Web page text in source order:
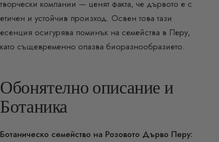
творчески компании — ценят факта, че дървото е с
етичен и устойчив произход. Освен това тази
есенция осигурява поминък на семейства в Перу,
като същевременно опазва биоразнообразието.
Обонятелно описание и
Ботаника
Ботаническо семейство на Розовото Дърво Перу: